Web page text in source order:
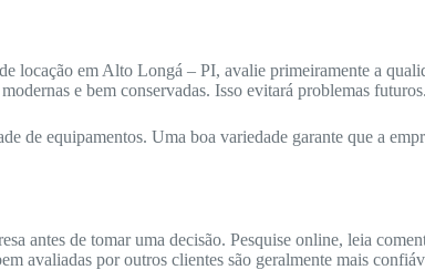
locação em Alto Longá – PI, avalie primeiramente a
e bem conservadas. Isso evitará problemas futuros.
de equipamentos. Uma boa variedade garante que a
antes de tomar uma decisão. Pesquise online, leia
avaliadas por outros clientes são geralmente mais